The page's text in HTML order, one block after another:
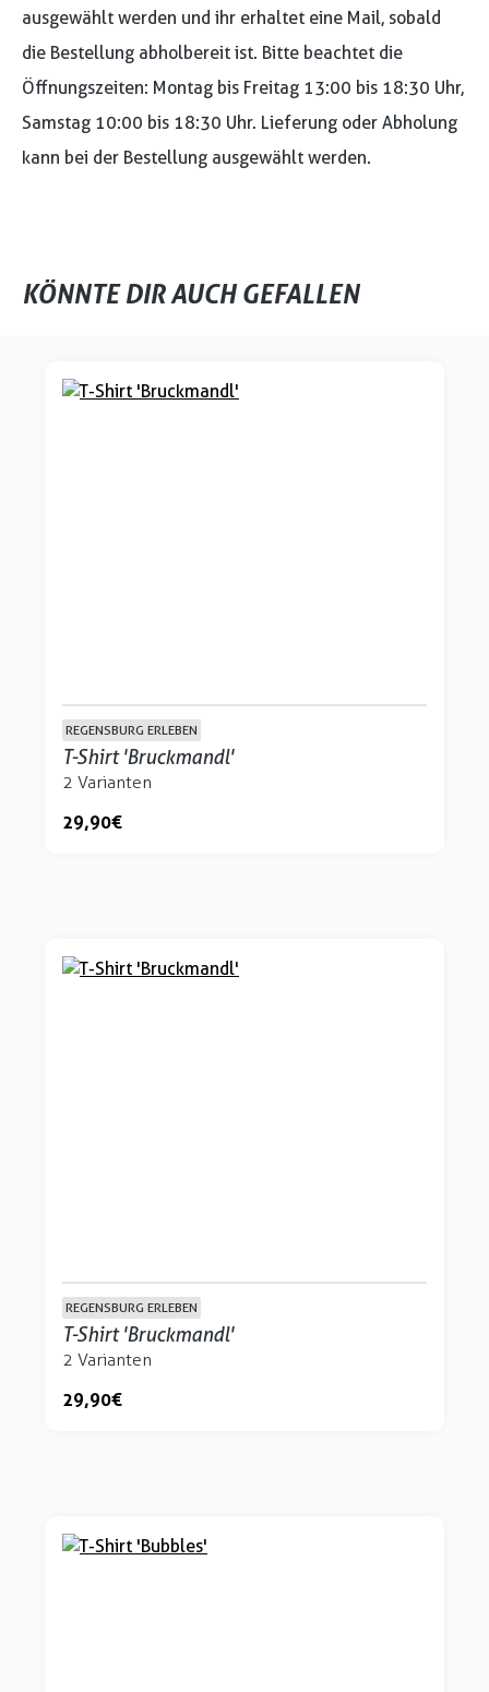
ausgewählt werden und ihr erhaltet eine Mail, sobald
die Bestellung abholbereit ist. Bitte beachtet die
Öffnungszeiten: Montag bis Freitag 13:00 bis 18:30 Uhr,
Samstag 10:00 bis 18:30 Uhr. Lieferung oder Abholung
kann bei der Bestellung ausgewählt werden.
KÖNNTE DIR AUCH GEFALLEN
REGENSBURG ERLEBEN
T-Shirt 'Bruckmandl'
2 Varianten
29,90 €
REGENSBURG ERLEBEN
T-Shirt 'Bruckmandl'
2 Varianten
29,90 €